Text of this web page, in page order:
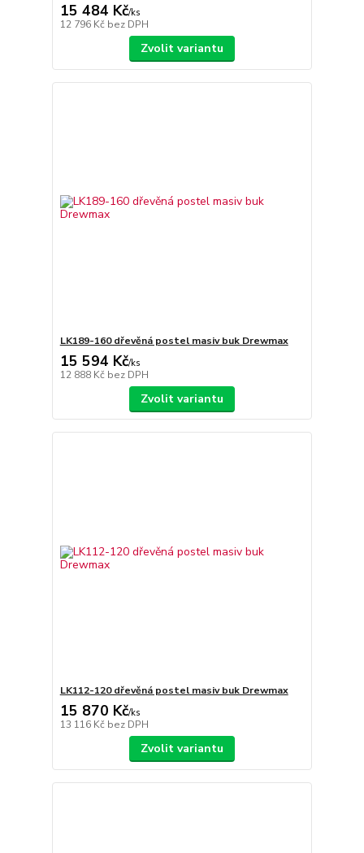
15 484 Kč/ks
12 796 Kč bez DPH
Zvolit variantu
LK189-160 dřevěná postel masiv buk Drewmax
15 594 Kč/ks
12 888 Kč bez DPH
Zvolit variantu
LK112-120 dřevěná postel masiv buk Drewmax
15 870 Kč/ks
13 116 Kč bez DPH
Zvolit variantu